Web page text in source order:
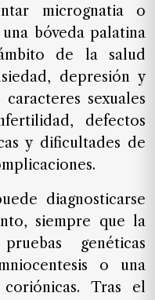
micrognatia o
bóveda palatina
de la salud
depresión y
sexuales
defectos
y dificultades de
diagnosticarse
siempre que la
genéticas
o una
Tras el